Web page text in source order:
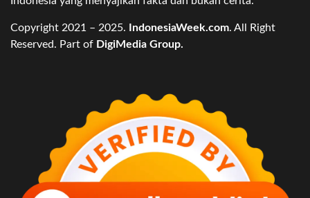
Copyright 2021 – 2025. IndonesiaWeek.com. All Right
Reserved. Part of DigiMedia Group.